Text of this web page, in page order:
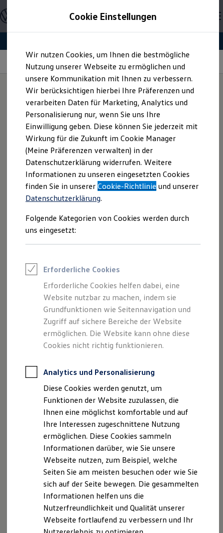
Hauptinhalt
springen
Footer
springen
Offene Stellen entdecken
Einstiegsmöglichkeiten
Schüler
Schülerpraktikum
Schüler Ferienjobs
Einstiegsqualifizierung
Studenten
Praktikum
Abschlussarbeit
Master-Stipendium
Auslandspraktikum
Jobs in Semesterferien
Werkstudentin / Werkstudent
Absolventen
StartUp Direct
Doktorandenprogramm
Volontariat
Berufserfahrene
Direkteinstieg
Jobs in der Volkswagen Group
Jobs in Produktion und Logistik
Talentpool für Fach- und Führungsexpertinnen
Arbeiten bei VW
Was uns ausmacht
Wir bei Volkswagen
Onboarding und Einarbeitung
Unternehmensbereiche
Standorte
Verhaltensgrundsätze
Karriere Magazin
Talentpool
Deine Bewerbung
Onlinebewerbung: So geht's
Bewerbungstipps
Eine Absage - was nun?
Anreise zu Interview oder AC
Kontakt und Hilfe
Barrierefrei bewerben
Triff unsere Recruiter
Events
Mobiles Arbeiten
Willkommen imHomeoffice
Wir möchten dir die größtmögliche Vereinbarkeit von Beruf
und Privatleben ermöglichen. Daher kannst du in Absprache
mit deiner Führungskraft grundsätzlich auch tageweise
mobil, also remote arbeiten - etwa von zuhause. Dabei
kannst du, unter Beachtung gesetzlicher und tariflicher
Bestimmungen, deine Arbeitszeit in einem Zeitrahmen von
Grundvoraussetzung für mobiles Arbeiten ist natürlich, dass
dies dein Aufgabengebiet zulässt.
passendes Verhältnis von mobiler Arbeit und Arbeit am
betrieblichen Arbeitsplatz wichtig, schon allein deshalb, um
die Kommunikation und die Identifikation im bzw. mit dem
Team zu fördern.
Wie viele Tage kann ich mobil arbeiten?
In welchem Umfang mobile Arbeit möglich ist, kannst du
Kontakt
Cookie-Richtlinie
Nutzungsbedingungen
Datenschutz
Lizenzhinweise Dritter
Disclaimer von Volkswagen AG
Zur besseren Lesbarkeit verwenden wir auf unserer
Karrierewebseite die männliche Schreibweise (generisches
Maskulinum). Selbstverständlich sprechen wir stets alle
Geschlechter gleichermaßen an.
Cookie Einstellungen
Wir nutzen Cookies, um Ihnen die bestmögliche
Nutzung unserer Webseite zu ermöglichen und
unsere Kommunikation mit Ihnen zu verbessern.
Wir berücksichtigen hierbei Ihre Präferenzen und
verarbeiten Daten für Marketing, Analytics und
Personalisierung nur, wenn Sie uns Ihre
Einwilligung geben. Diese können Sie jederzeit mit
Wirkung für die Zukunft im Cookie Manager
(Meine Präferenzen verwalten) in der
Datenschutzerklärung widerrufen. Weitere
Informationen zu unseren eingesetzten Cookies
finden Sie in unsererCookie-Richtlinie und unserer
Datenschutzerklärung.
Folgende Kategorien von Cookies werden durch
uns eingesetzt:
Erforderliche Cookies
Erforderliche Cookies helfen dabei, eine
Website nutzbar zu machen, indem sie
Grundfunktionen wie Seitennavigation und
Zugriff auf sichere Bereiche der Website
ermöglichen. Die Website kann ohne diese
Cookies nicht richtig funktionieren.
Analytics und Personalisierung
Diese Cookies werden genutzt, um
Funktionen der Website zuzulassen, die
Ihnen eine möglichst komfortable und auf
Ihre Interessen zugeschnittene Nutzung
ermöglichen. Diese Cookies sammeln
Informationen darüber, wie Sie unsere
Webseite nutzen, zum Beispiel, welche
Seiten Sie am meisten besuchen oder wie Sie
sich auf der Seite bewegen. Die gesammelten
Informationen helfen uns die
Nutzerfreundlichkeit und Qualität unserer
Webseite fortlaufend zu verbessern und Ihr